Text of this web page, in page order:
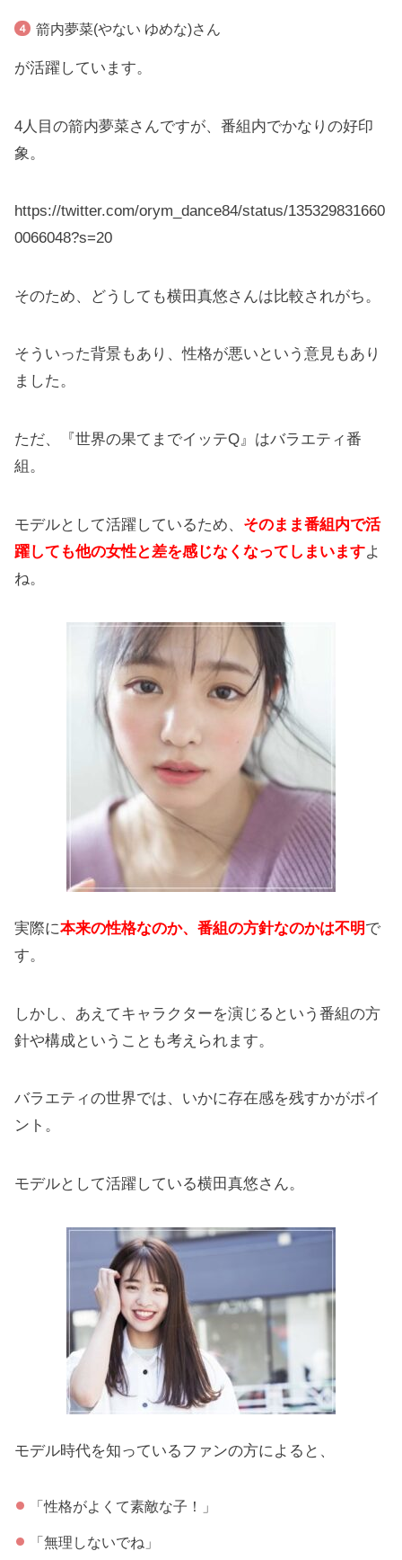
箭内夢菜(やない ゆめな)さん
が活躍しています。
4人目の箭内夢菜さんですが、番組内でかなりの好印
象。
https://twitter.com/orym_dance84/status/135329831660
0066048?s=20
そのため、どうしても横田真悠さんは比較されがち。
そういった背景もあり、性格が悪いという意見もあり
ました。
ただ、『世界の果てまでイッテQ』はバラエティ番
組。
モデルとして活躍しているため、 そのまま番組内で活
躍しても他の女性と差を感じなくなってしまいますよ
ね。
実際に本来の性格なのか、番組の方針なのかは不明で
す。
しかし、あえてキャラクターを演じるという番組の方
針や構成ということも考えられます。
バラエティの世界では、いかに存在感を残すかがポイ
ント。
モデルとして活躍している横田真悠さん。
モデル時代を知っているファンの方によると、
「性格がよくて素敵な子！」
「無理しないでね」